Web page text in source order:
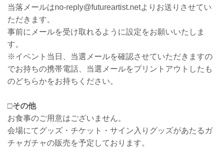
当落メールはno-reply@futureartist.netよりお送りさせてい
ただきます。
事前にメールを受け取れるように設定をお願いいたしま
す。
※イベント当日、当選メールを確認させていただきますの
でお持ちの携帯電話、当選メールをプリントアウトしたも
のどちらかをお持ちください。
□その他
お食事のご用意はございません。
会場にてグッズ・チケット・サイン入りグッズがあたるガ
チャガチャの販売を予定しております。